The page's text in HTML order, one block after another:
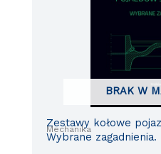
BRAK W
Mechanika
Zestawy kołowe
Wybrane zagadnienia.